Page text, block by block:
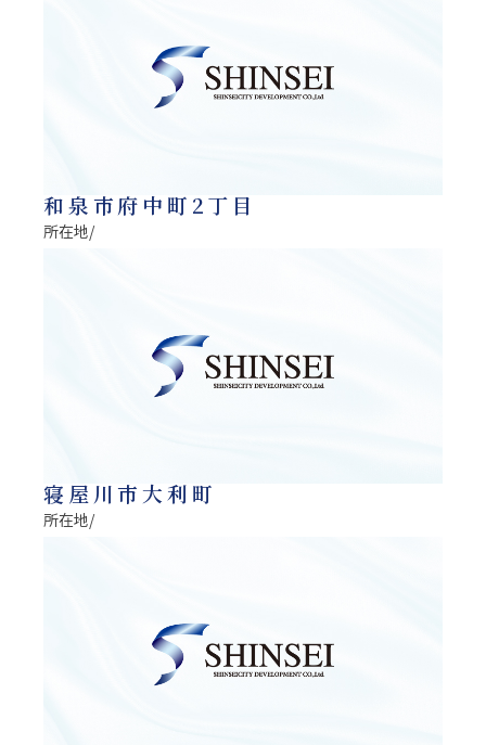
和泉市府中町2丁目
所在地/
寝屋川市大利町
所在地/